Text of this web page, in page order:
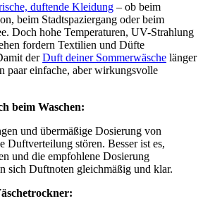
duftende Kleidung – ob beim
beim Stadtspaziergang oder beim
Doch hohe Temperaturen, UV-Strahlung
fordern Textilien und Düfte
derDuft deiner Sommerwäsche länger
paar einfache, aber wirkungsvolle
beim Waschen:
und übermäßige Dosierung von
Duftverteilung stören. Besser ist es,
und die empfohlene Dosierung
sich Duftnoten gleichmäßig und klar.